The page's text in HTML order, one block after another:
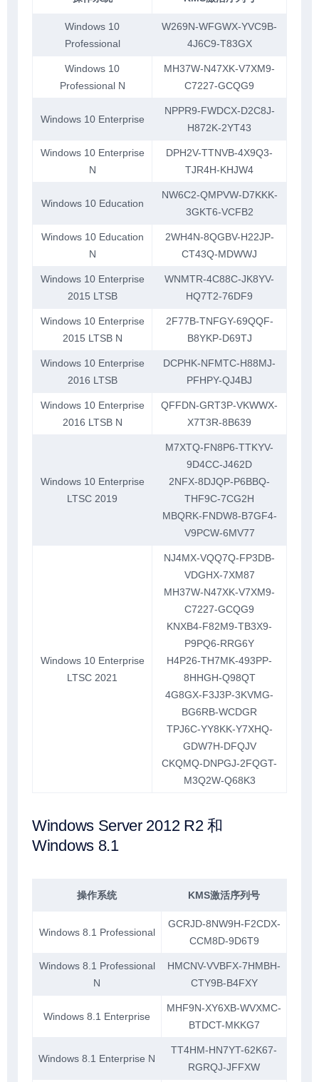
Windows 10
Professional
W269N-WFGWX-YVC9B-
4J6C9-T83GX
Windows 10
Professional N
MH37W-N47XK-V7XM9-
C7227-GCQG9
Windows 10 Enterprise
NPPR9-FWDCX-D2C8J-
H872K-2YT43
Windows 10 Enterprise
N
DPH2V-TTNVB-4X9Q3-
TJR4H-KHJW4
Windows 10 Education
NW6C2-QMPVW-D7KKK-
3GKT6-VCFB2
Windows 10 Education
N
2WH4N-8QGBV-H22JP-
CT43Q-MDWWJ
Windows 10 Enterprise
2015 LTSB
WNMTR-4C88C-JK8YV-
HQ7T2-76DF9
Windows 10 Enterprise
2015 LTSB N
2F77B-TNFGY-69QQF-
B8YKP-D69TJ
Windows 10 Enterprise
2016 LTSB
DCPHK-NFMTC-H88MJ-
PFHPY-QJ4BJ
Windows 10 Enterprise
2016 LTSB N
QFFDN-GRT3P-VKWWX-
X7T3R-8B639
Windows 10 Enterprise
LTSC 2019
M7XTQ-FN8P6-TTKYV-
9D4CC-J462D
2NFX-8DJQP-P6BBQ-
THF9C-7CG2H
MBQRK-FNDW8-B7GF4-
V9PCW-6MV77
Windows 10 Enterprise
LTSC 2021
NJ4MX-VQQ7Q-FP3DB-
VDGHX-7XM87
MH37W-N47XK-V7XM9-
C7227-GCQG9
KNXB4-F82M9-TB3X9-
P9PQ6-RRG6Y
H4P26-TH7MK-493PP-
8HHGH-Q98QT
4G8GX-F3J3P-3KVMG-
BG6RB-WCDGR
TPJ6C-YY8KK-Y7XHQ-
GDW7H-DFQJV
CKQMQ-DNPGJ-2FQGT-
M3Q2W-Q68K3
Windows Server 2012 R2 和
Windows 8.1
操作系统 KMS激活序列号
Windows 8.1 Professional
GCRJD-8NW9H-F2CDX-
CCM8D-9D6T9
Windows 8.1 Professional
N
HMCNV-VVBFX-7HMBH-
CTY9B-B4FXY
Windows 8.1 Enterprise
MHF9N-XY6XB-WVXMC-
BTDCT-MKKG7
Windows 8.1 Enterprise N
TT4HM-HN7YT-62K67-
RGRQJ-JFFXW